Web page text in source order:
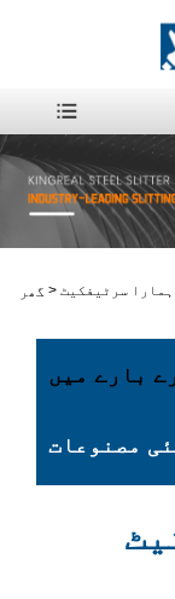
گھر > ہمارا سرٹیفکیٹ
بارے میں
مصنوعات